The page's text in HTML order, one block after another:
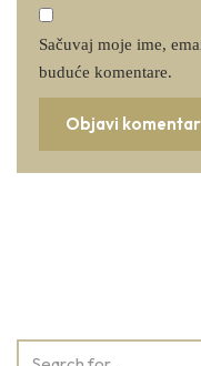
Sačuvaj moje ime,
buduće komentare.